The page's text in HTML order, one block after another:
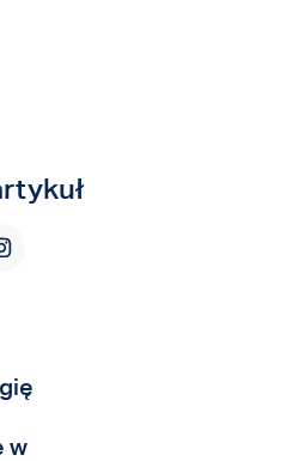
w